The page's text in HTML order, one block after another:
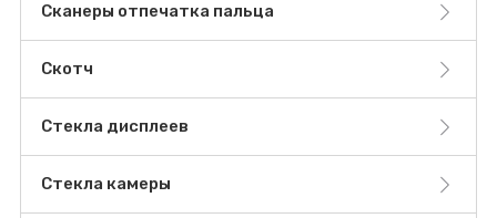
Сканеры отпечатка пальца
Скотч
Стекла дисплеев
Стекла камеры